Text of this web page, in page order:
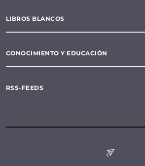
LIBROS BLANCOS
CONOCIMIENTO Y EDUCACIÓN
RSS-FEEDS